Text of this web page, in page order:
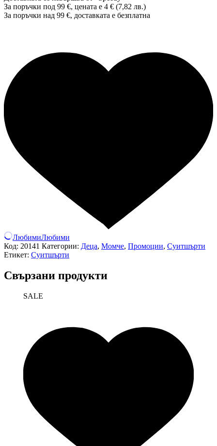
За поръчки под 99 €, цената е 4 € (7,82 лв.)
За поръчки над 99 €, доставката е безплатна
ЛюбимиЛюбими
Код: 20141 Категории: Деца, Момче, Промоции, Суитшърти
Етикет: Суитшърти
Свързани продукти
SALE